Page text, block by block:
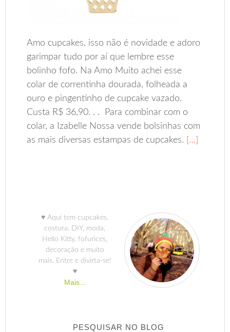
Amo cupcakes, isso não é novidade e adoro
garimpar tudo por aí que lembre esse
bolinho fofo. Na Amo Muito achei esse
colar de correntinha dourada, folheada a
ouro e pingentinho de cupcake vazado.
Custa R$ 36,90. . . Para combinar com o
colar, a Izabelle Nossa vende bolsinhas com
as mais diversas estampas de cupcakes. […]
♥ Aqui tem cupcakes,
costura, DIY, moda,
Hello Kitty, fofurices,
decoração e muito
mais. Entre e divirta-se!
♥
Mais...
PESQUISAR NO BLOG